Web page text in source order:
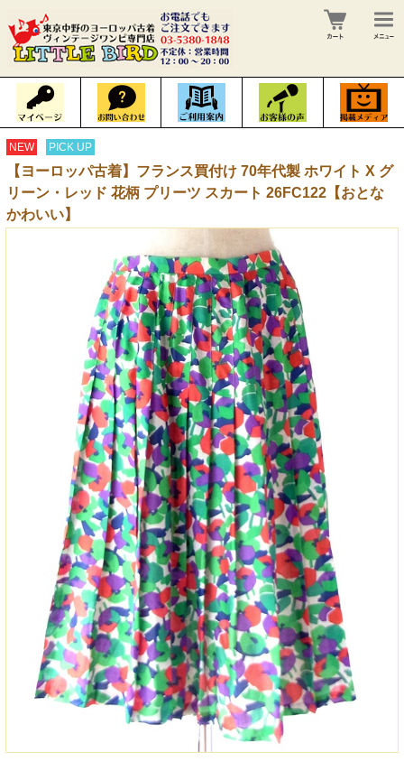
NEW PICK UP
【ヨーロッパ古着】フランス買付け 70年代製 ホワイト X グ
リーン・レッド 花柄 プリーツ スカート 26FC122【おとな
かわいい】